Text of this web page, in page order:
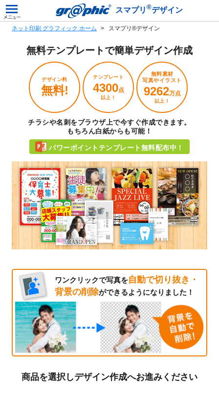
スマプリ ®デザイン
ネット印刷 グラフィック ホーム スマプリ®デザイン
無料テンプレートで簡単デザイン作成
デザイン料
無料!
テンプレート
4300点
以上！
無料素材
写真やイラスト
9262万点
以上！
チラシや名刺をブラウザ上で今すぐ作成できます。
もちろん白紙からも可能！
パワーポイントテンプレート無料配布中！
ワンクリックで写真を自動で切り抜き・
背景の削除ができるようになりました！
商品を選択しデザイン作成へお進みください